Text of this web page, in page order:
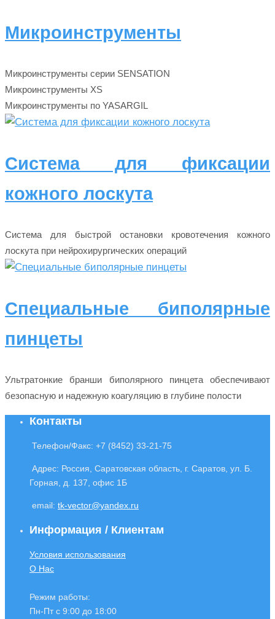
Микроинструменты
Микроинструменты серии SENSATION
Микроинструменты XS
Микроинструменты по YASARGIL
Система для фиксации
кожного лоскута
Система для быстрой остановки кровотечения кожного
лоскута при нейрохирургических операций
Специальные биполярные
пинцеты
Ультратонкие бранши биполярного пинцета обеспечивают
безопасную и надежную коагуляцию в глубине полости
Контакты
Телефон/Факс: +7 (8452) 33-21-75
Адрес: Россия, Саратовская область, г. Саратов, ул. Б.
Горная, д. 137, офис 1Б
email: ‌tk-vector@‍yandex.ru
Информация / Клиентам
Условия использования
О Нас
Режим работы:
Пн-Пт с 9:00 до 18:00